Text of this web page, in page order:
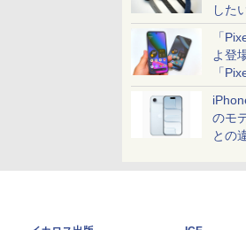
した
「
よ登
「
のモ
との